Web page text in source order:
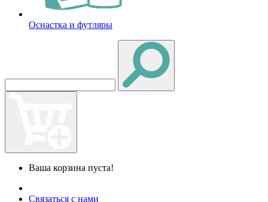
Оснастка и футляры
Ваша корзина пуста!
Связаться с нами